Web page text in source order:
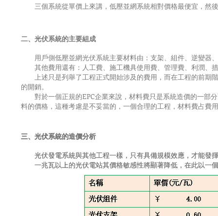
三個系統從單價上來講，低壓並網系統相對價格最便宜，然
二、光伏系統的主要組成
用戶側低壓並網光伏系統主要材料由：支架、組件、逆變器
其他費用還有：人工費、施工機具使用費、管理費、利潤、
上述只是列舉了工程正式開始涉及的費用，而在工程的前期
的開銷。
對於一個正規的EPC企業來說，材料費只是系統造價的一部
料的價格，這種考慮是不妥當的，一個合理的工程，材料費占費
三、光伏系統的造價分析
光伏發電系統與其他工程一樣，只有具備規模效應，才能發
一兆瓦以上的光伏電站其價格敏感性將顯著降低，在此以一
三、光伏系統的造價分析
光伏發電系統與其他工程一樣，只有具備規模效應，才能發
一兆瓦以上的光伏電站其價格敏感性將顯著降低，在此以一